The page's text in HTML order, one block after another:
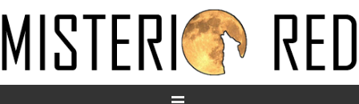
al
contenido